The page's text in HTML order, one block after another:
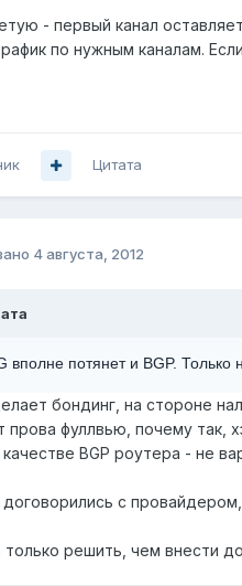
- первый канал
по нужным каналам.
Цитата
4 августа, 2012
вполне потянет и BGP.
бондинг, на стороне
прова фуллвью, почему так,
качестве BGP роутера - не
с провайдером,
только решить, чем внести